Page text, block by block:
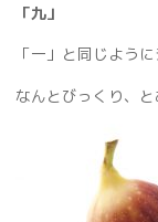
「九」
「一」と同じよう
なんとびっくり、と